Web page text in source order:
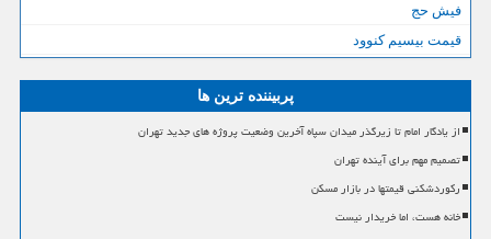
فیش حج
قیمت بیسیم کنوود
پربیننده ترین ها
از یادگار امام تا زیرگذر میدان سپاه آخرین وضعیت پروژه های جدید تهران
تصمیم مهم برای آینده تهران
رکوردشکنی قیمتها در بازار مسکن
خانه هست، اما خریدار نیست